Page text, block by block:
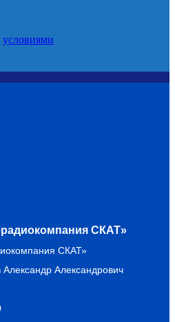
условиями
СКАТ»
СКАТ»
Александрович